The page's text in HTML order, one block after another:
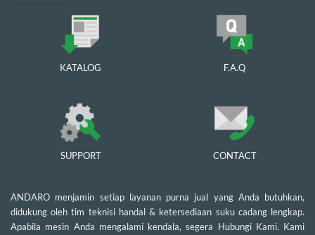
KATALOG F.A.Q
SUPPORT CONTACT
ANDARO menjamin setiap layanan purna jual yang Anda butuhkan,
didukung oleh tim teknisi handal & ketersediaan suku cadang lengkap.
Apabila mesin Anda mengalami kendala, segera Hubungi Kami. Kami